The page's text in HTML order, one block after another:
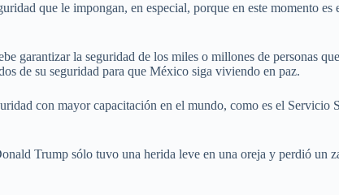
que le impongan, en especial, porque en este momento es
garantizar la seguridad de los miles o millones de personas
de su seguridad para que México siga viviendo en paz.
con mayor capacitación en el mundo, como es el Servicio
Trump sólo tuvo una herida leve en una oreja y perdió un